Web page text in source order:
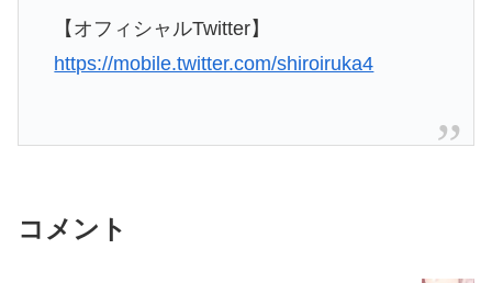
【オフィシャルTwitter】
https://mobile.twitter.com/shiroiruka4
コメント